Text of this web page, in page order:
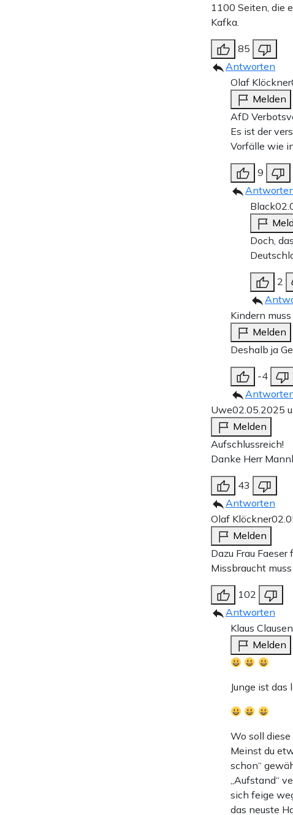
1100 Seiten, die
Kafka.
85
Antworten
Olaf Klöckner
Melden
AfD
Es ist der
Vorfälle wie
9
Black
Doch,
2
Kindern
Melden
Deshalb ja
-4
Uwe02.05.2025
Melden
Aufschlussreich!
Danke Herr
43
Antworten
Olaf Klöckner
Melden
Dazu Frau
Missbraucht
102
Antworten
Klaus Clausen
Melden
Junge ist das
Wo soll
Meinst du
schon“
„Aufstand“
sich feige
das neuste